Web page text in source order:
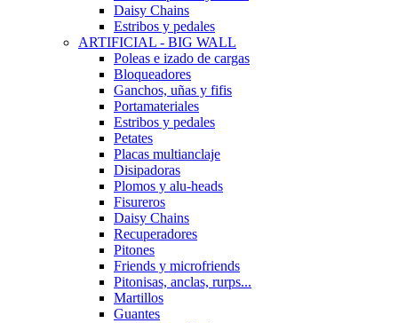
Daisy Chains
Estribos y pedales
ARTIFICIAL - BIG WALL
Poleas e izado de cargas
Bloqueadores
Ganchos, uñas y fifis
Portamateriales
Estribos y pedales
Petates
Placas multianclaje
Disipadoras
Plomos y alu-heads
Fisureros
Daisy Chains
Recuperadores
Pitones
Friends y microfriends
Pitonisas, anclas, rurps...
Martillos
Guantes